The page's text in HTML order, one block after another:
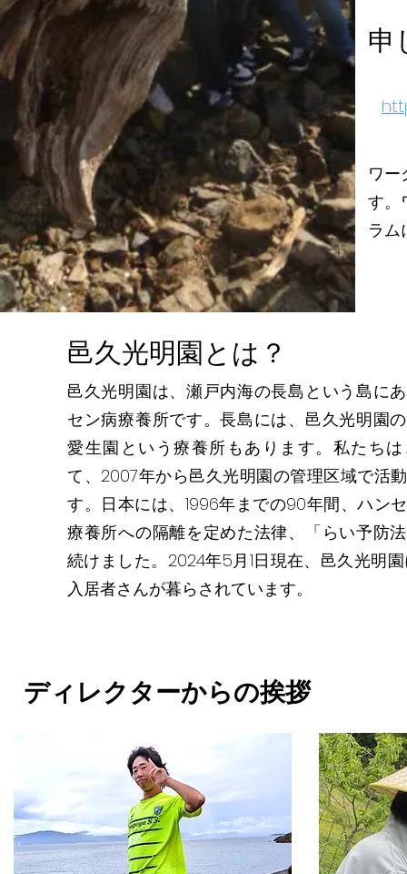
申
ワー
す。
ラム
邑久光明園とは？
邑久光明園は、瀬戸内海の長島という島に
セン病療養所です。長島には、邑久光明園
愛生園という療養所もあります。私たち
て、2007年から邑久光明園の管理区域で活
す。日本には、1996年までの90年間、ハン
療養所への隔離を定めた法律、「らい予防
続けました。2024年5月1日現在、邑久光明
入居者さんが暮らされています。
​ディレクターからの挨拶